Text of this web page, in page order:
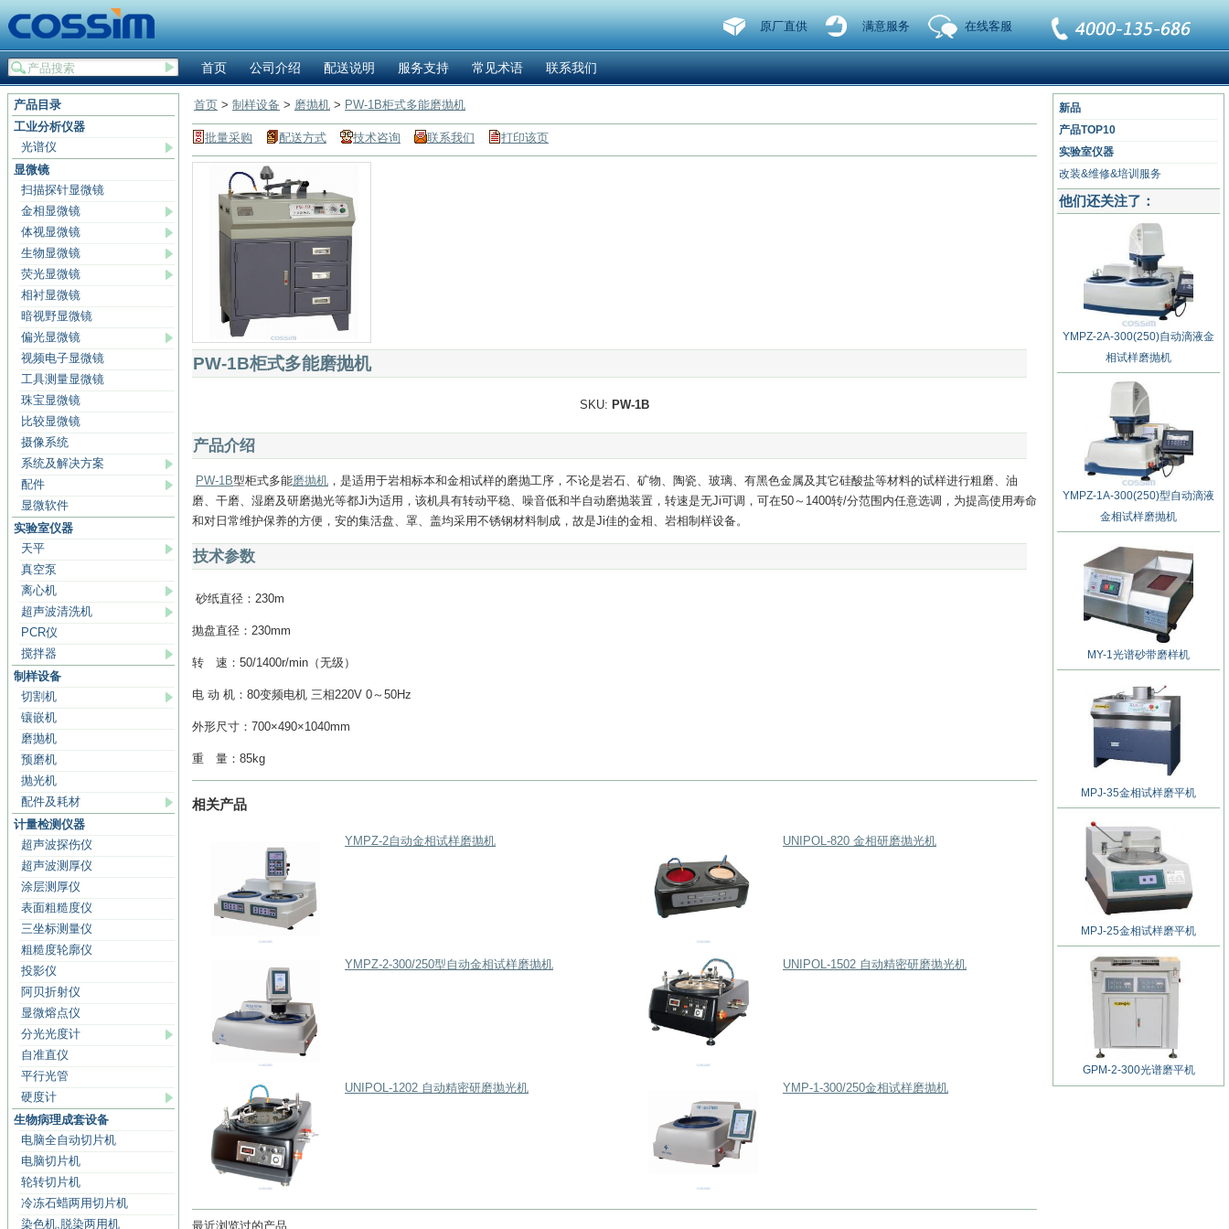
在线客服
满意服务
原厂直供
首页 公司介绍 配送说明 服务支持 常见术语 联系我们
产品目录
工业分析仪器
光谱仪
显微镜
扫描探针显微镜
金相显微镜
体视显微镜
生物显微镜
荧光显微镜
相衬显微镜
暗视野显微镜
偏光显微镜
视频电子显微镜
工具测量显微镜
珠宝显微镜
比较显微镜
摄像系统
系统及解决方案
配件
显微软件
实验室仪器
天平
真空泵
离心机
超声波清洗机
PCR仪
搅拌器
制样设备
切割机
镶嵌机
磨抛机
预磨机
抛光机
配件及耗材
计量检测仪器
超声波探伤仪
超声波测厚仪
涂层测厚仪
表面粗糙度仪
三坐标测量仪
粗糙度轮廓仪
投影仪
阿贝折射仪
显微熔点仪
分光光度计
自准直仪
平行光管
硬度计
生物病理成套设备
电脑全自动切片机
电脑切片机
轮转切片机
冷冻石蜡两用切片机
染色机,脱染两用机
首页 > 制样设备 > 磨抛机 > PW-1B柜式多能磨抛机
批量采购 配送方式 技术咨询 联系我们 打印该页
PW-1B柜式多能磨抛机
SKU: PW-1B
产品介绍
PW-1B型柜式多能磨抛机 ，是适用于岩相标本和金相试样的磨抛工序，不论是岩石、矿物、陶瓷、玻璃、有黑色金属及其它硅酸盐等材料的试样进行粗磨、油
磨、干磨、湿磨及研磨抛光等都Ji为适用，该机具有转动平稳、噪音低和半自动磨抛装置，转速是无Ji可调，可在50～1400转/分范围内任意选调，为提高使用寿命
和对日常维护保养的方便，安的集活盘、罩、盖均采用不锈钢材料制成，故是Ji佳的金相、岩相制样设备。
技术参数
砂纸直径：230m
抛盘直径：230mm
转 速：50/1400r/min（无级）
电 动 机：80变频电机 三相220V 0～50Hz
外形尺寸：700×490×1040mm
重 量：85kg
相关产品
YMPZ-2自动金相试样磨抛机 UNIPOL-820 金相研磨抛光机
YMPZ-2-300/250型自动金相试样磨抛机 UNIPOL-1502 自动精密研磨抛光机
UNIPOL-1202 自动精密研磨抛光机 YMP-1-300/250金相试样磨抛机
最近浏览过的产品
新品
产品TOP10
实验室仪器
改装&维修&培训服务
他们还关注了：
YMPZ-2A-300(250)自动滴液金
相试样磨抛机
YMPZ-1A-300(250)型自动滴液
金相试样磨抛机
MY-1光谱砂带磨样机
MPJ-35金相试样磨平机
MPJ-25金相试样磨平机
GPM-2-300光谱磨平机